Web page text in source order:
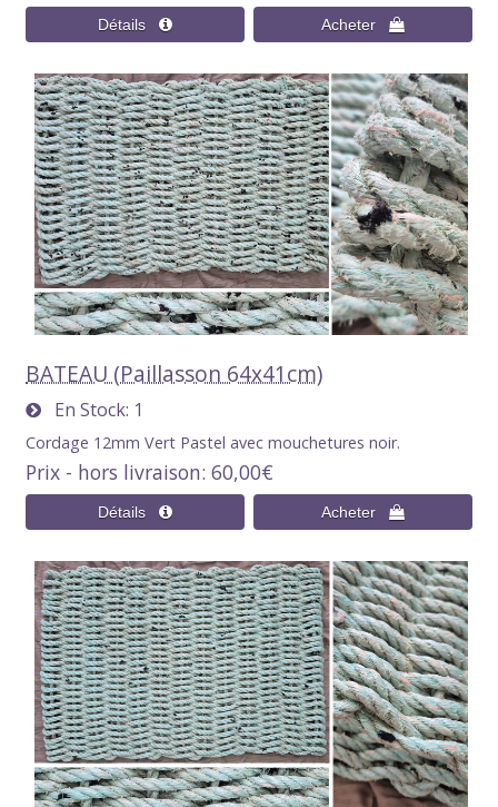
BATEAU (Paillasson 64x41cm)
En Stock 1
Cordage 12mm Vert Pastel avec mouchetures noir.
Prix - hors livraison 60,00€